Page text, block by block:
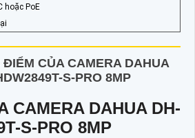
hoặc PoE
CỦA CAMERA DAHUA
S-PRO 8MP
CAMERA DAHUA DH-
S-PRO 8MP